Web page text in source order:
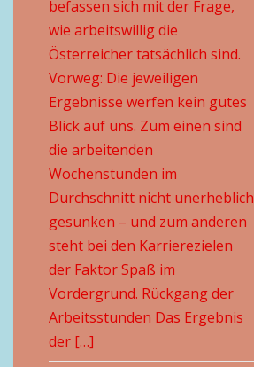
befassen sich mit der Frage,
wie arbeitswillig die
Österreicher tatsächlich sind.
Vorweg: Die jeweiligen
Ergebnisse werfen kein gutes
Blick auf uns. Zum einen sind
die arbeitenden
Wochenstunden im
Durchschnitt nicht unerheblich
gesunken – und zum anderen
steht bei den Karrierezielen
der Faktor Spaß im
Vordergrund. Rückgang der
Arbeitsstunden Das Ergebnis
der […]